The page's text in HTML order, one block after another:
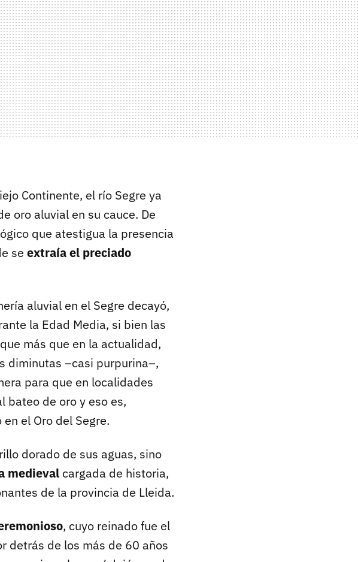
Continente, el río Segre ya
oro aluvial en su cauce. De
que atestigua la presencia
se extraía el preciado
aluvial en el Segre decayó,
la Edad Media, si bien las
más que en la actualidad,
diminutas –casi purpurina–,
para que en localidades
bateo de oro y eso es,
el Oro del Segre.
dorado de sus aguas, sino
medieval cargada de historia,
de la provincia de Lleida.
, cuyo reinado fue el
detrás de los más de 60 años